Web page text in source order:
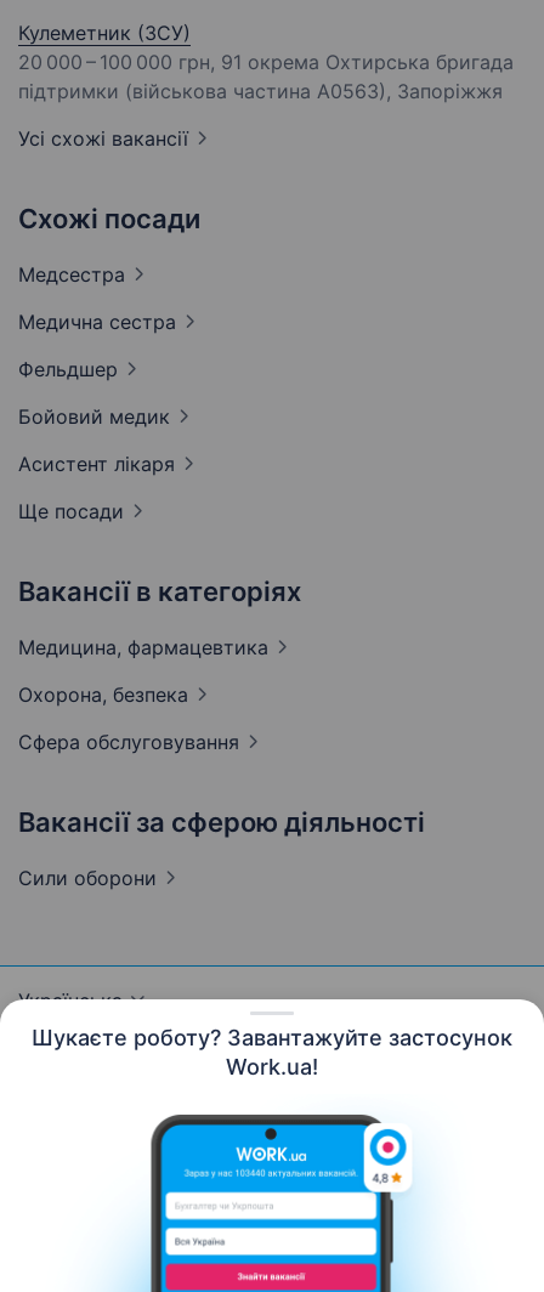
Шукаєте роботу? Завантажуйте застосунок
Work.ua!
Кулеметник (ЗСУ)
20 000 – 100 000 грн, 91 окрема Охтирська бригада
підтримки (військова частина А0563), Запоріжжя
Усі схожі вакансії
Схожі посади
Медсестра
Медична сестра
Фельдшер
Бойовий медик
Асистент лікаря
Ще посади
Вакансії в категоріях
Медицина, фармацевтика
Охорона, безпека
Сфера обслуговування
Вакансії за сферою діяльності
Сили оборони
Українська
Контакти Про нас
Кар’єра
Новини Work.ua
Допомога Умови використання